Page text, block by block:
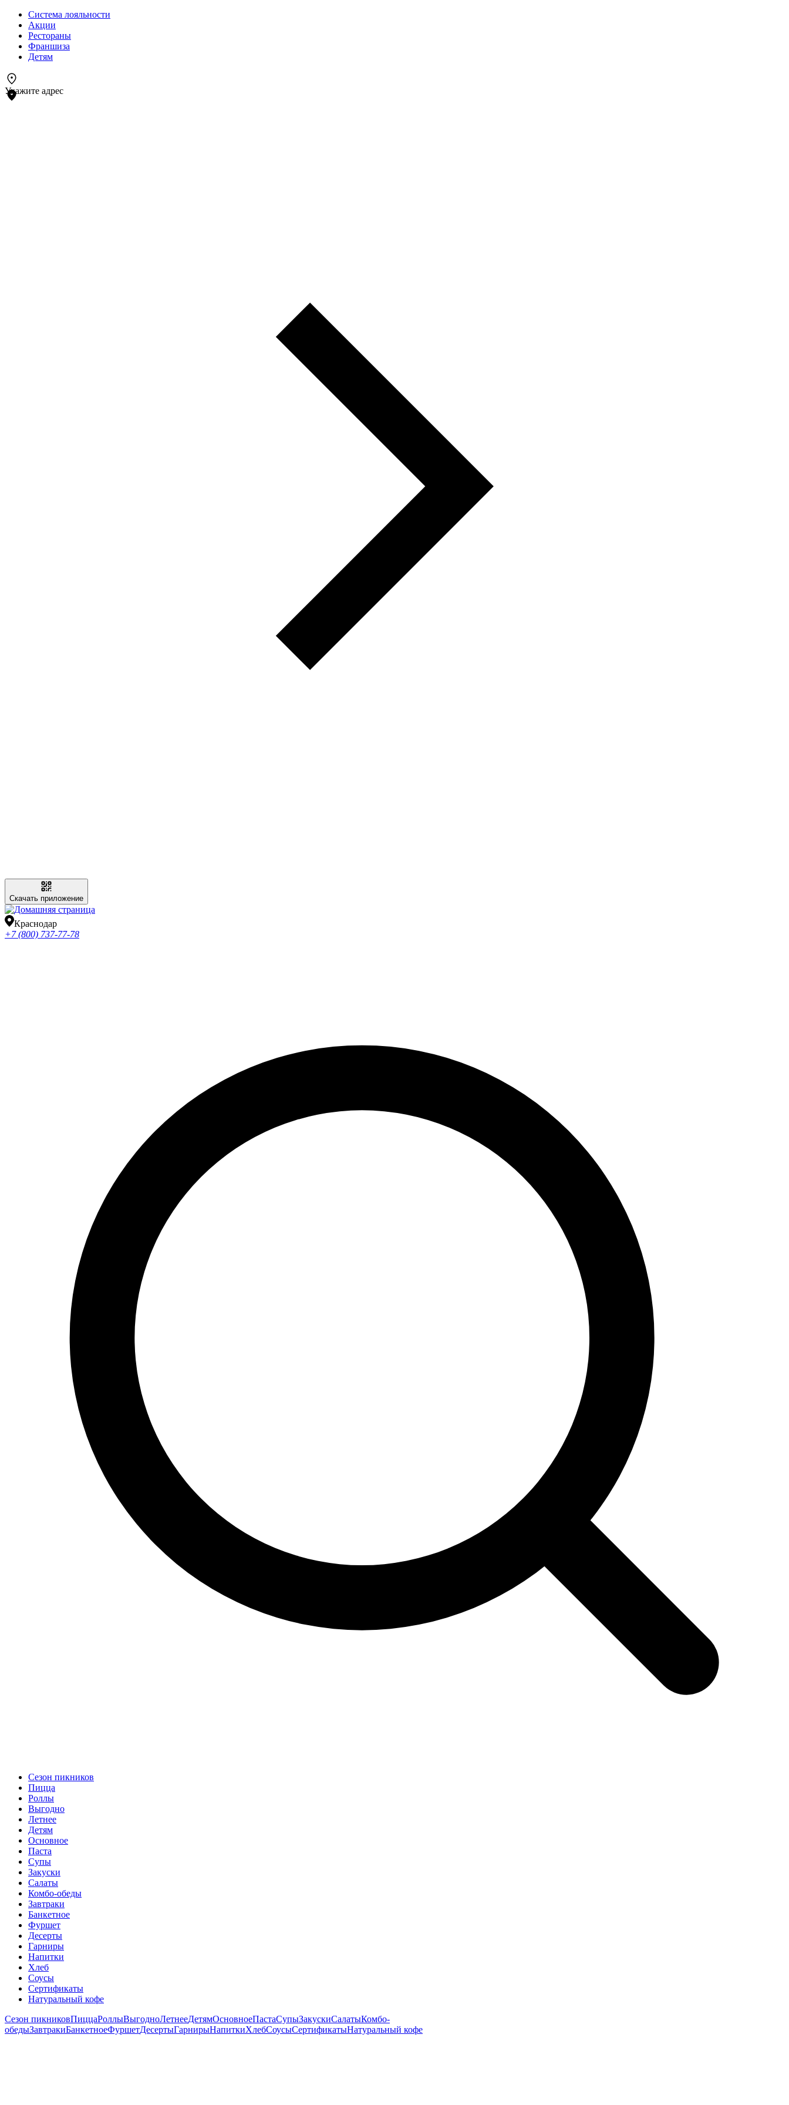
Система лояльности
Акции
Рестораны
Франшиза
Детям
Укажите адрес
Скачать приложение
Краснодар
+7 (800) 737-77-78
Сезон пикников
Пицца
Роллы
Выгодно
Летнее
Детям
Основное
Паста
Супы
Закуски
Салаты
Комбо-обеды
Завтраки
Банкетное
Фуршет
Десерты
Гарниры
Напитки
Хлеб
Соусы
Сертификаты
Натуральный кофе
Сезон пикниковПиццаРоллыВыгодноЛетнееДетямОсновноеПастаСупыЗакускиСалатыКомбо-
обедыЗавтракиБанкетноеФуршетДесертыГарнирыНапиткиХлебСоусыСертификатыНатуральный кофе